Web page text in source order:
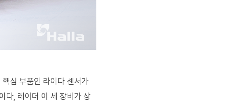
심 부품인 라이다 센서가
다, 레이더 이 세 장비가 상